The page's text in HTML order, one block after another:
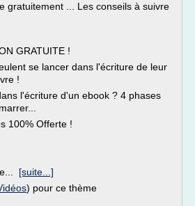
gratuitement ... Les conseils à suivre
GRATUITE !
se lancer dans l'écriture de leur
!
l'écriture d'un ebook ? 4 phases
100% Offerte !
[suite...]
) pour ce thème